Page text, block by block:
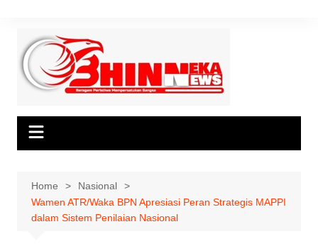
content
Home
Nasional
Wamen ATR/Waka BPN Apresiasi Peran Strategis MAPPI
dalam Sistem Penilaian Nasional